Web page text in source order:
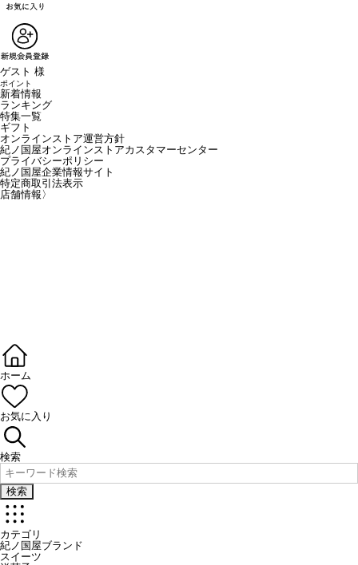
ゲスト 様
ポイント
新着情報
ランキング
特集一覧
ギフト
オンラインストア運営方針
紀ノ国屋オンラインストアカスタマーセンター
プライバシーポリシー
紀ノ国屋企業情報サイト
特定商取引法表示
店舗情報 〉
ホーム
お気に入り
検索
検索
カテゴリ
紀ノ国屋ブランド
スイーツ